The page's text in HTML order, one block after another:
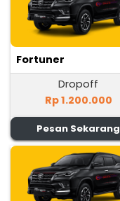
Fortuner
Dropoff
Rp 1.200.000
Pesan Sekarang